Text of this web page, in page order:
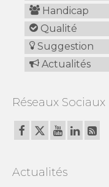
Handicap
Qualité
Suggestion
Actualités
Réseaux Sociaux
Actualités